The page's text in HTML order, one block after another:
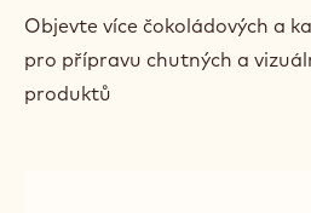
Objevte více čokoládových a
pro přípravu chutných a
produktů